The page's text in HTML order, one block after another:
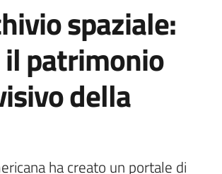
spaziale:
patrimonio
della
ha creato un portale di